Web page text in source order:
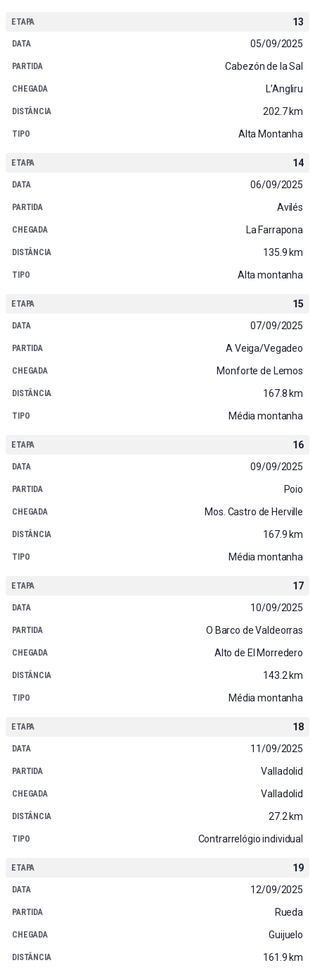
13
05/09/2025
Cabezón de la Sal
L’Angliru
202.7 km
Alta Montanha
14
06/09/2025
Avilés
La Farrapona
135.9 km
Alta montanha
15
07/09/2025
A Veiga/Vegadeo
Monforte de Lemos
167.8 km
Média montanha
16
09/09/2025
Poio
Mos. Castro de Herville
167.9 km
Média montanha
17
10/09/2025
O Barco de Valdeorras
Alto de El Morredero
143.2 km
Média montanha
18
11/09/2025
Valladolid
Valladolid
27.2 km
Contrarrelógio individual
19
12/09/2025
Rueda
Guijuelo
161.9 km